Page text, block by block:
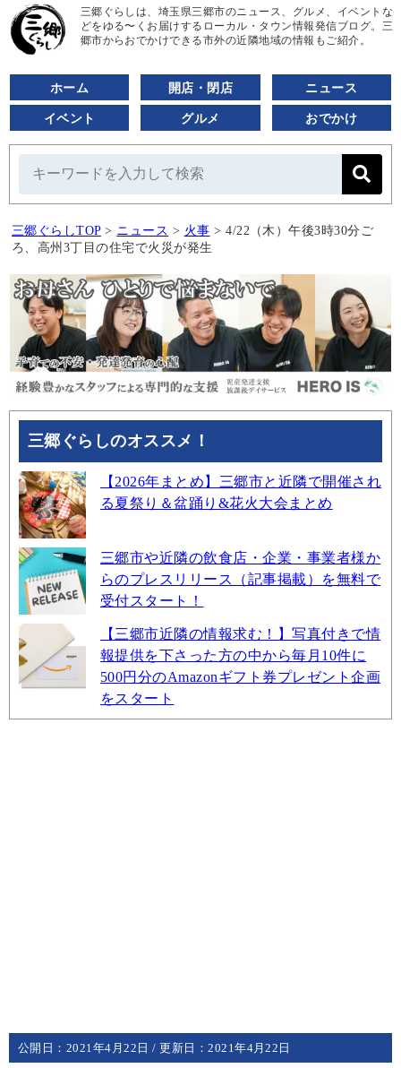
三郷ぐらしは、埼玉県三郷市のニュース、グルメ、イベントな
どをゆる〜くお届けするローカル・タウン情報発信ブログ。三
郷市からおでかけできる市外の近隣地域の情報もご紹介。
ホーム 開店・閉店 ニュース
イベント グルメ おでかけ
三郷ぐらしTOP > ニュース > 火事 > 4/22（木）午後3時30分ご
ろ、高州3丁目の住宅で火災が発生
三郷ぐらしのオススメ！
【2026年まとめ】三郷市と近隣で開催され
る夏祭り＆盆踊り&花火大会まとめ
三郷市や近隣の飲食店・企業・事業者様か
らのプレスリリース（記事掲載）を無料で
受付スタート！
【三郷市近隣の情報求む！】写真付きで情
報提供を下さった方の中から毎月10件に
500円分のAmazonギフト券プレゼント企画
をスタート
公開日： 2021年4月22日 / 更新日：2021年4月22日